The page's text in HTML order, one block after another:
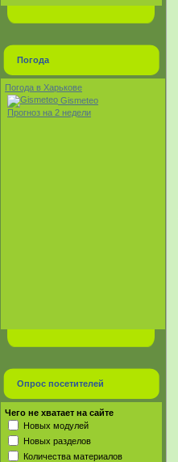
Погода
Погода в Харькове
Gismeteo
Прогноз на 2 недели
Опрос посетителей
Чего не хватает на сайте
Новых модулей
Новых разделов
Количества материалов